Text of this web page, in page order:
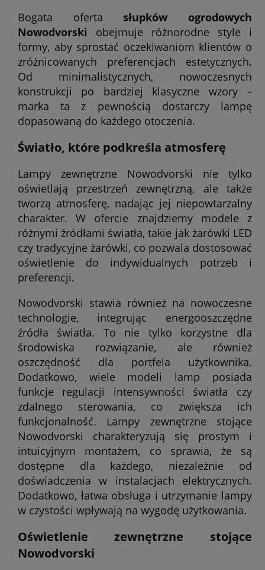
Bogata oferta słupków ogrodowych
Nowodvorski obejmuje różnorodne style i
formy, aby sprostać oczekiwaniom klientów o
zróżnicowanych preferencjach estetycznych.
Od minimalistycznych, nowoczesnych
konstrukcji po bardziej klasyczne wzory –
marka ta z pewnością dostarczy lampę
dopasowaną do każdego otoczenia.
Światło, które podkreśla atmosferę
Lampy zewnętrzne Nowodvorski nie tylko
oświetlają przestrzeń zewnętrzną, ale także
tworzą atmosferę, nadając jej niepowtarzalny
charakter. W ofercie znajdziemy modele z
różnymi źródłami światła, takie jak żarówki LED
czy tradycyjne żarówki, co pozwala dostosować
oświetlenie do indywidualnych potrzeb i
preferencji.
Nowodvorski stawia również na nowoczesne
technologie, integrując energooszczędne
źródła światła. To nie tylko korzystne dla
środowiska rozwiązanie, ale również
oszczędność dla portfela użytkownika.
Dodatkowo, wiele modeli lamp posiada
funkcje regulacji intensywności światła czy
zdalnego sterowania, co zwiększa ich
funkcjonalność. Lampy zewnętrzne stojące
Nowodvorski charakteryzują się prostym i
intuicyjnym montażem, co sprawia, że są
dostępne dla każdego, niezależnie od
doświadczenia w instalacjach elektrycznych.
Dodatkowo, łatwa obsługa i utrzymanie lampy
w czystości wpływają na wygodę użytkowania.
Oświetlenie zewnętrzne stojące
Nowodvorski